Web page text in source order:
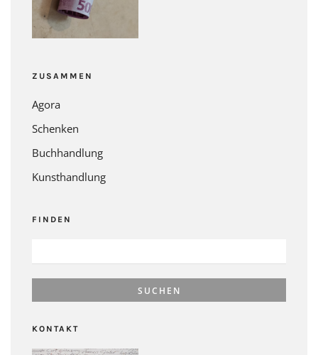
ZUSAMMEN
Agora
Schenken
Buchhandlung
Kunsthandlung
FINDEN
KONTAKT